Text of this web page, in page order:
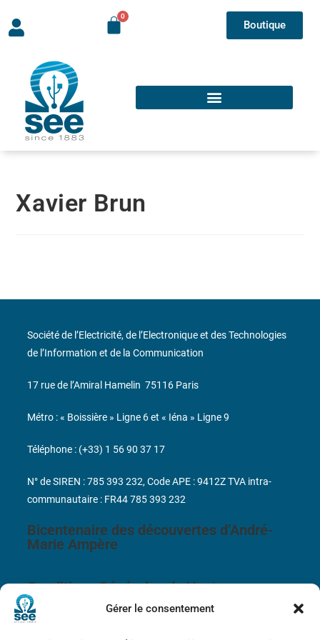
Gérer le consentement
Boutique
Xavier Brun
Bicentenaire des découvertes d’André-
Marie Ampère
Conditions Générales de Vente
Société de l’Electricité, de l’Electronique et des Technologies
de l’Information et de la Communication
17 rue de l’Amiral Hamelin 75116 Paris
Métro : « Boissière » Ligne 6 et « Iéna » Ligne 9
Téléphone : (+33) 1 56 90 37 17
N° de SIREN : 785 393 232, Code APE : 9412Z TVA intra-
communautaire : FR44 785 393 232